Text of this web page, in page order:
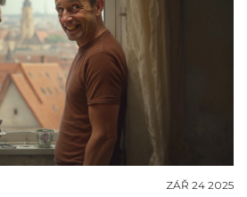
ZÁŘ 24 2025